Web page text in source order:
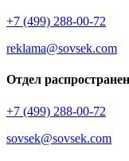
+7 (499) 288-00-72
reklama@sovsek.com
Отдел
+7 (499) 288-00-72
sovsek@sovsek.com